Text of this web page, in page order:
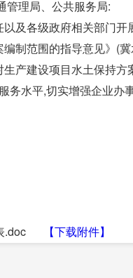
管理局、公共服务局:
及各级政府相关部门开
制范围的指导意见》(
产建设项目水土保持方
务水平,切实增强企业办
水
8
.doc 【下载附件】